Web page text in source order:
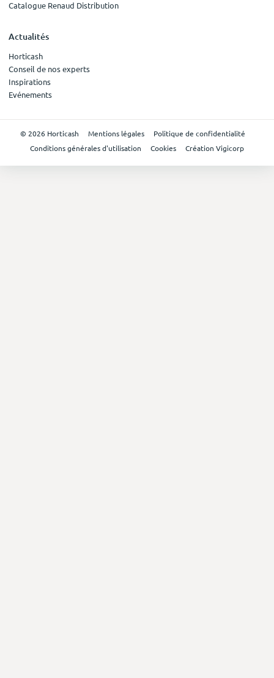
Catalogue Renaud Distribution
Actualités
Horticash
Conseil de nos experts
Inspirations
Evénements
© 2026 Horticash Mentions légales
Politique de confidentialité
Conditions générales d'utilisation
Cookies Création Vigicorp